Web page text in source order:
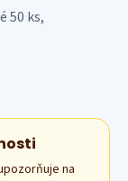
50 ks,
na